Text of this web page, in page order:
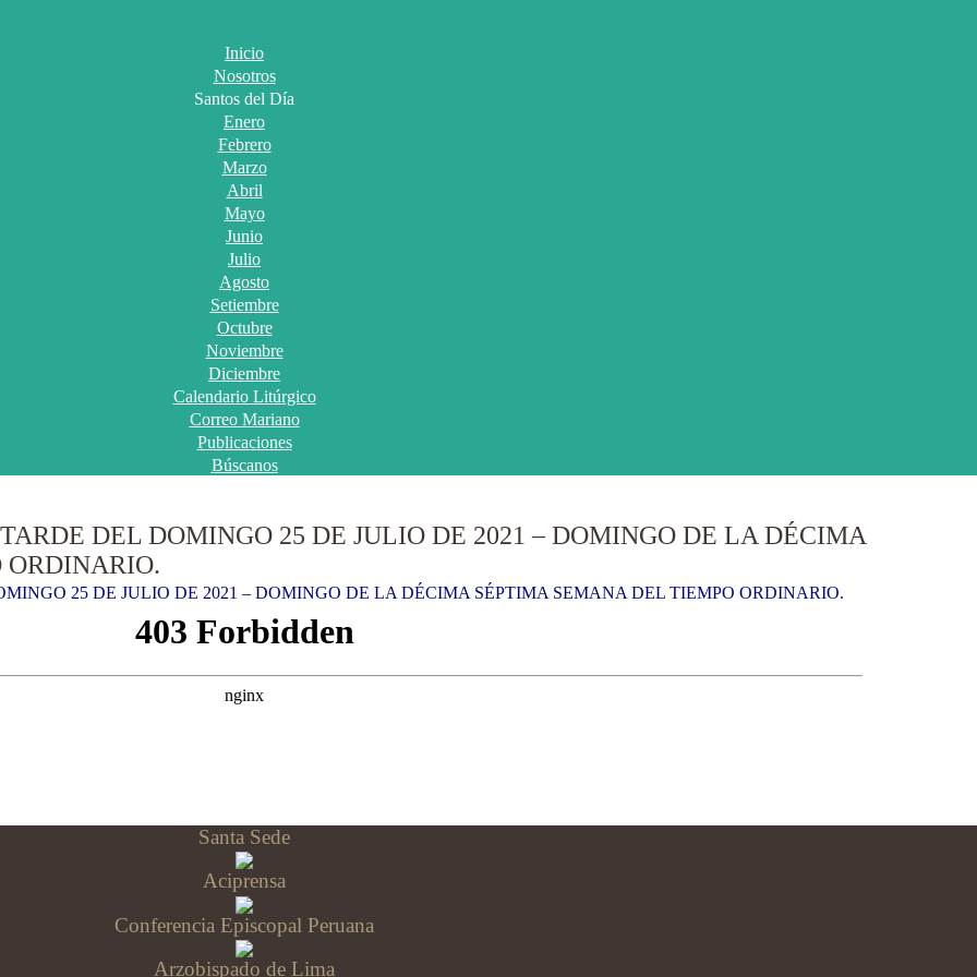
Inicio
Nosotros
Santos del Día
Enero
Febrero
Marzo
Abril
Mayo
Junio
Julio
Agosto
Setiembre
Octubre
Noviembre
Diciembre
Calendario Litúrgico
Correo Mariano
Publicaciones
Búscanos
DEL DOMINGO 25 DE JULIO DE 2021 – DOMINGO DE LA DÉCIMA
ORDINARIO.
25 DE JULIO DE 2021 – DOMINGO DE LA DÉCIMA SÉPTIMA SEMANA DEL TIEMPO ORDINARIO.
Santa Sede
Aciprensa
Conferencia Episcopal Peruana
Arzobispado de Lima